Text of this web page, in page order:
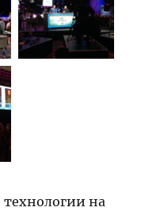
технологии на